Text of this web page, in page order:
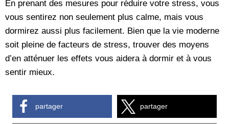
En prenant des mesures pour réduire votre stress, vous
vous sentirez non seulement plus calme, mais vous
dormirez aussi plus facilement. Bien que la vie moderne
soit pleine de facteurs de stress, trouver des moyens
d’en atténuer les effets vous aidera à dormir et à vous
sentir mieux.
partager partager